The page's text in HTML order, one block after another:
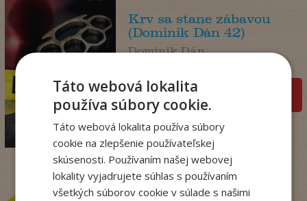
17,95€
14,18€
Krv sa stane zábavou
(Dominik Dán 42)
Dominik Dán
pridať do košíka
Táto webová lokalita
používa súbory cookie.
Táto webová lokalita používa súbory
cookie na zlepšenie používateľskej
skúsenosti. Používaním našej webovej
lokality vyjadrujete súhlas s používaním
všetkých súborov cookie v súlade s našimi